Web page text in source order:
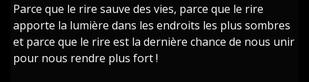
Parce que le rire sauve des vies, parce que le rire
apporte la lumière dans les endroits les plus sombres
et parce que le rire est la dernière chance de nous unir
pour nous rendre plus fort !